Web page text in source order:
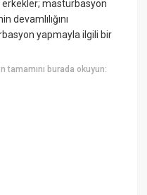
erkekler; mastürbasyon
devamlılığını
yapmayla ilgili bir
tamamını burada okuyun: